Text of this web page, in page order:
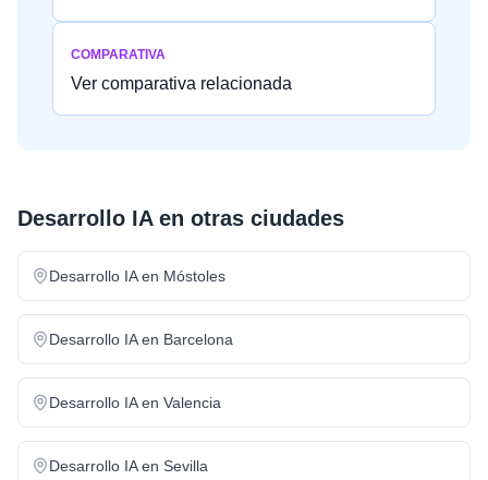
COMPARATIVA
Ver comparativa relacionada
Desarrollo IAen otras ciudades
Desarrollo IAen Móstoles
Desarrollo IAen Barcelona
Desarrollo IAen Valencia
Desarrollo IAen Sevilla